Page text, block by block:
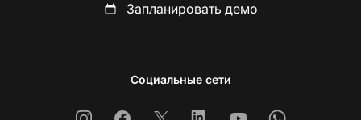
Запланировать демо
Социальные сети